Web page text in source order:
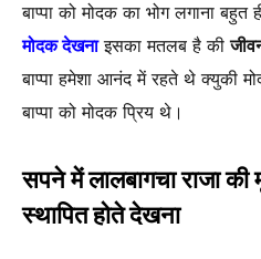
बाप्पा को मोदक का भोग लगाना
मोदक देखनाइसका मतलब है की
बाप्पा हमेशा आनंद में रहते थे क्युकी
बाप्पा को मोदक प्रिय थे।
सपने में लालबागचा राजा की
स्थापित होते देखना